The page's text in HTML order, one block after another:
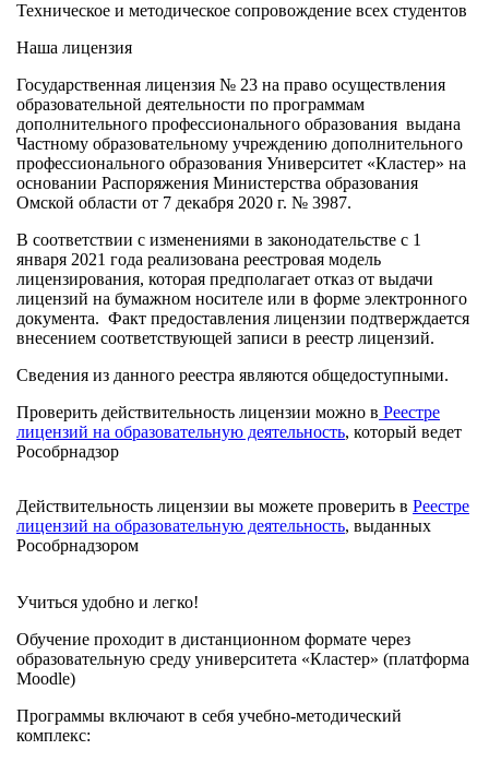
Техническое и методическое сопровождение всех студентов
Наша лицензия
Государственная лицензия № 23 на право осуществления
образовательной деятельности по программам
дополнительного профессионального образования выдана
Частному образовательному учреждению дополнительного
профессионального образования Университет «Кластер» на
основании Распоряжения Министерства образования
Омской области от 7 декабря 2020 г. № 3987.
В соответствии с изменениями в законодательстве с 1
января 2021 года реализована реестровая модель
лицензирования, которая предполагает отказ от выдачи
лицензий на бумажном носителе или в форме электронного
документа. Факт предоставления лицензии подтверждается
внесением соответствующей записи в реестр лицензий.
Сведения из данного реестра являются общедоступными.
Проверить действительность лицензии можно в Реестре
лицензий на образовательную деятельность, который ведет
Рособрнадзор
Действительность лицензии вы можете проверить в Реестре
лицензий на образовательную деятельность, выданных
Рособрнадзором
Учиться удобно и легко!
Обучение проходит в дистанционном формате через
образовательную среду университета «Кластер» (платформа
Moodle)
Программы включают в себя учебно-методический
комплекс: